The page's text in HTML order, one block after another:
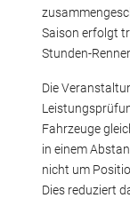
Saison erfolgt
Stunden-
Die
Fahrzeuge
in einem
nicht um
Dies reduziert